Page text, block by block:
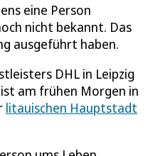
eine Person
nicht bekannt. Das
ausgeführt haben.
DHL in Leipzig
am frühen Morgen in
litauischen Hauptstadt